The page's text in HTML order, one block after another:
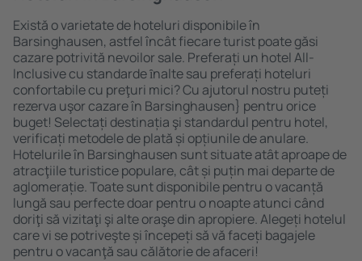
Există o varietate de hoteluri disponibile în
Barsinghausen, astfel încât fiecare turist poate găsi
cazare potrivită nevoilor sale. Preferați un hotel All-
Inclusive cu standarde ȋnalte sau preferați hoteluri
confortabile cu preţuri mici? Cu ajutorul nostru puteți
rezerva uşor cazare în Barsinghausen} pentru orice
buget! Selectați destinația şi standardul pentru hotel,
verificați metodele de plată și opțiunile de anulare.
Hotelurile în Barsinghausen sunt situate atât aproape de
atracţiile turistice populare, cât și puțin mai departe de
aglomerație. Toate sunt disponibile pentru o vacanță
lungă sau perfecte doar pentru o noapte atunci când
doriţi să vizitaţi şi alte oraşe din apropiere. Alegeți hotelul
care vi se potriveşte și începeți să vă faceți bagajele
pentru o vacanţă sau călătorie de afaceri!